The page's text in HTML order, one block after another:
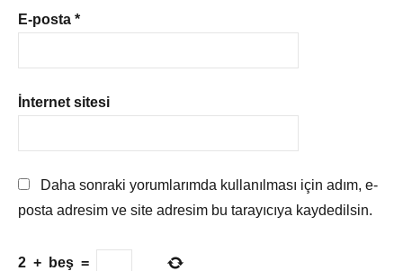
E-posta *
İnternet sitesi
Daha sonraki yorumlarımda kullanılması için adım, e-
posta adresim ve site adresim bu tarayıcıya kaydedilsin.
2 + beş =